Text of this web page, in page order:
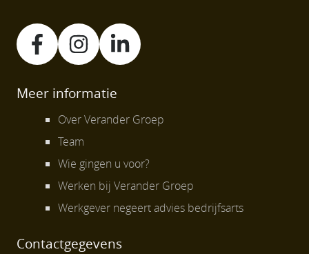
Meer informatie
Over Verander Groep
Team
Wie gingen u voor?
Werken bij Verander Groep
Werkgever negeert advies bedrijfsarts
Contactgegevens